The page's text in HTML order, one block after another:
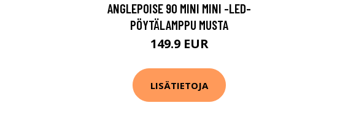
ANGLEPOISE 90 MINI MINI -LED-
PÖYTÄLAMPPU MUSTA
149.9 EUR
LISÄTIETOJA